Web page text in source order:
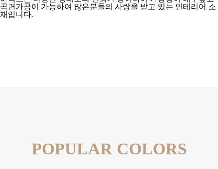
곡면가공이 가능하여 많은분들의 사랑을 받고 있는 인테리어 소
재입니다.
POPULAR COLORS